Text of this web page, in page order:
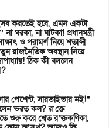
করতেই হবে, এমন একটা
ঘরকা, না ঘাটকা! প্রধানমন্ত্রী
ও পরামর্শ নিয়ে শতাব্দী
রাজনৈতিক অবস্থান নিয়ে
ঠিক কী বললেন
পেশেন্ট, সারভাইভার নই!”
ভরত কল? র’ক্তে
শুরু করে শ্বেত র’ক্তকণিকা,